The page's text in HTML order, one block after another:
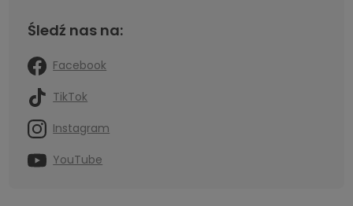
Śledź nas na:
Facebook
TikTok
Instagram
YouTube